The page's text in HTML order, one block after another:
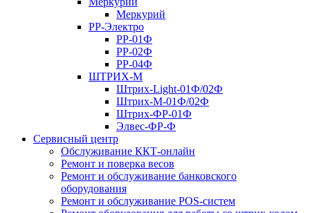
Меркурий
РР-Электро
РР-01Ф
РР-02Ф
РР-04Ф
ШТРИХ-М
Штрих-Light-01Ф/02Ф
Штрих-М-01Ф/02Ф
Штрих-ФР-01Ф
Элвес-ФР-Ф
Сервисный центр
Обслуживание ККТ-онлайн
Ремонт и поверка весов
Ремонт и обслуживание банковского
оборудования
Ремонт и обслуживание POS-систем